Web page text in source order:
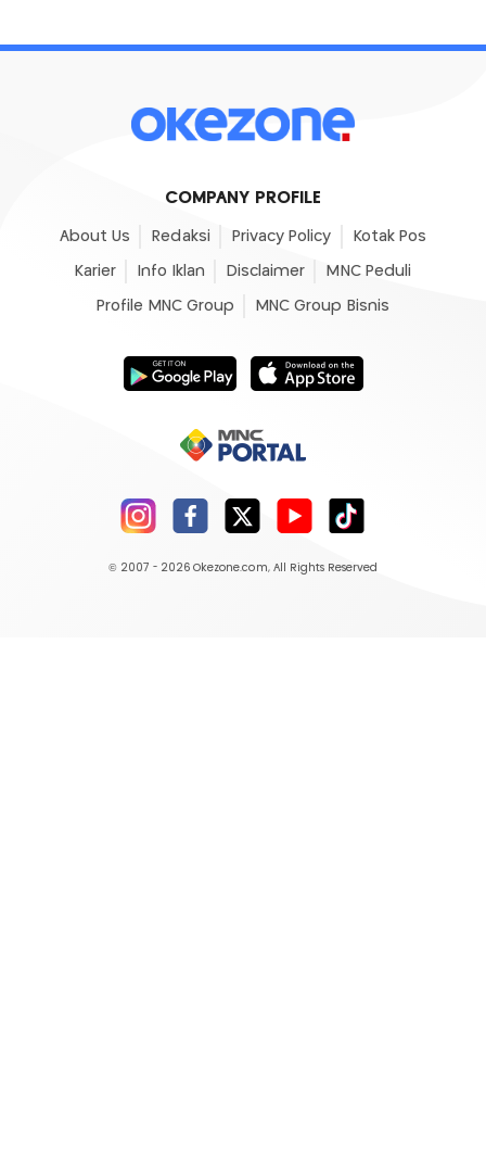
COMPANY PROFILE
About Us Redaksi Privacy Policy Kotak Pos
Karier Info Iklan Disclaimer MNC Peduli
Profile MNC Group MNC Group Bisnis
© 2007 - 2026 Okezone.com, All Rights Reserved